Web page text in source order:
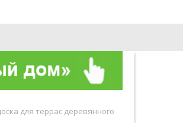
для террас деревянного